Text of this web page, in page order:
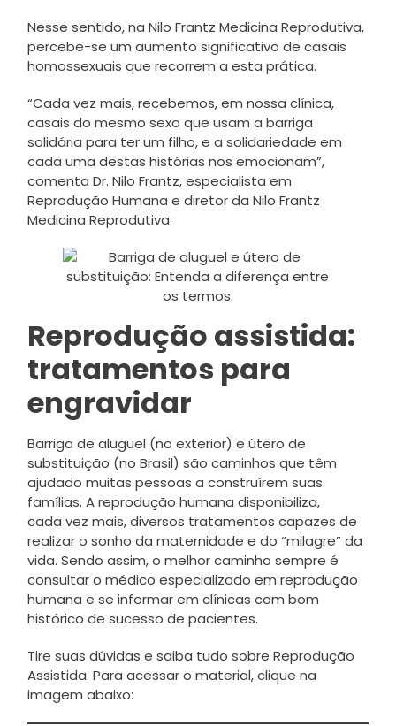
Nesse sentido, na Nilo Frantz Medicina Reprodutiva,
percebe-se um aumento significativo de casais
homossexuais que recorrem a esta prática.
“Cada vez mais, recebemos, em nossa clínica,
casais do mesmo sexo que usam a barriga
solidária para ter um filho, e a solidariedade em
cada uma destas histórias nos emocionam”,
comenta Dr. Nilo Frantz, especialista em
Reprodução Humana e diretor da Nilo Frantz
Medicina Reprodutiva.
Reprodução assistida:
tratamentos para
engravidar
Barriga de aluguel (no exterior) e útero de
substituição (no Brasil) são caminhos que têm
ajudado muitas pessoas a construírem suas
famílias. A reprodução humana disponibiliza,
cada vez mais, diversos tratamentos capazes de
realizar o sonho da maternidade e do “milagre” da
vida. Sendo assim, o melhor caminho sempre é
consultar o médico especializado em reprodução
humana e se informar em clínicas com bom
histórico de sucesso de pacientes.
Tire suas dúvidas e saiba tudo sobre Reprodução
Assistida. Para acessar o material, clique na
imagem abaixo: